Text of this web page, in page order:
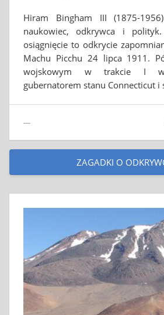
Hiram Bingham III (1875-
naukowiec, odkrywca i
osiągnięcie to odkrycie
Machu Picchu 24 lipca 1911.
wojskowym w trakcie I
gubernatorem stanu Connecticut i
---
ZAGADKI O